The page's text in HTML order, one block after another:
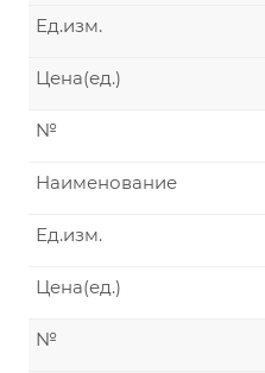
Ед.изм.
Цена(ед.)
№
Наименование
Ед.изм.
Цена(ед.)
№